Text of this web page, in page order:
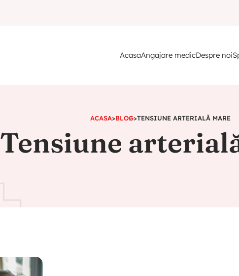
AcasaAngajare medicDespre noi
ACASA>BLOG>TENSIUNE ARTERIALĂ MARE
Tensiune